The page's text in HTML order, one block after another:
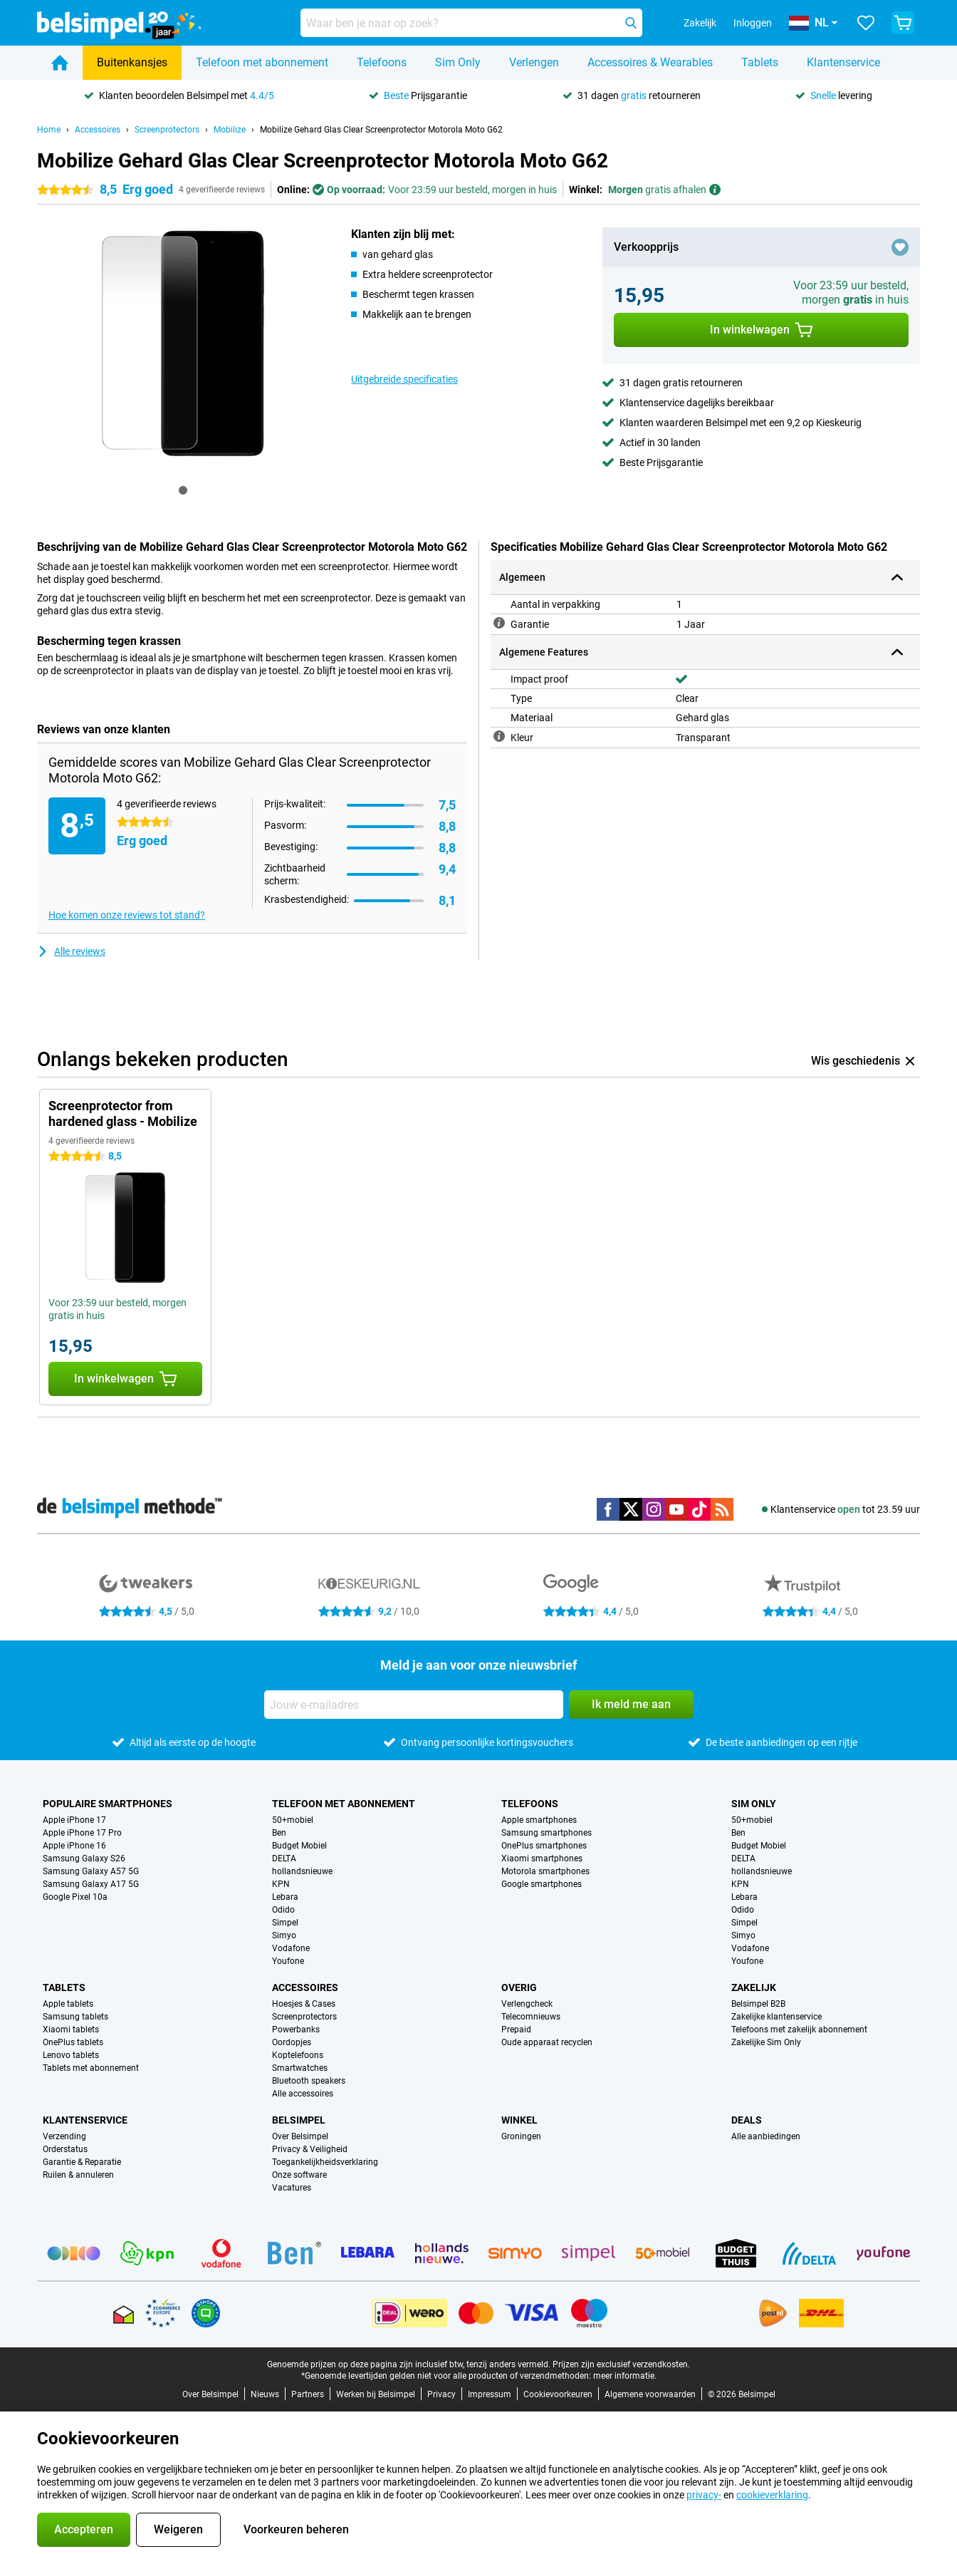
Zakelijk Inloggen NL
Buitenkansjes Telefoon met abonnement Telefoons Sim Only Verlengen Accessoires & Wearables Tablets Klantenservice
Klanten beoordelen Belsimpel met4.4/5 Beste Prijsgarantie 31 dagen gratisretourneren Snellelevering
Home Accessoires Screenprotectors Mobilize Mobilize Gehard Glas Clear Screenprotector Motorola Moto G62
Mobilize Gehard Glas Clear Screenprotector Motorola Moto G62
4.5 sterren
8,5 Erg goed 4 geverifieerde reviews Online: Op voorraad: Voor 23:59 uur besteld, morgen in huis Winkel: Morgengratis afhalen
Klanten zijn blij met:
van gehard glas
Extra heldere screenprotector
Beschermt tegen krassen
Makkelijk aan te brengen
Uitgebreide specificaties
Verkoopprijs
15,95
Voor 23:59 uur besteld,
morgen gratisin huis
In winkelwagen
31 dagen gratis retourneren
Klantenservice dagelijks bereikbaar
Klanten waarderen Belsimpel met een 9,2 op Kieskeurig
Actief in 30 landen
Beste Prijsgarantie
Beschrijving van de Mobilize Gehard Glas Clear Screenprotector Motorola Moto G62
Schade aan je toestel kan makkelijk voorkomen worden met een screenprotector. Hiermee wordt
het display goed beschermd.
Zorg dat je touchscreen veilig blijft en bescherm het met een screenprotector. Deze is gemaakt van
gehard glas dus extra stevig.
Bescherming tegen krassen
Een beschermlaag is ideaal als je je smartphone wilt beschermen tegen krassen. Krassen komen
op de screenprotector in plaats van de display van je toestel. Zo blijft je toestel mooi en kras vrij.
Reviews van onze klanten
Gemiddelde scores van Mobilize Gehard Glas Clear Screenprotector
Motorola Moto G62:
8,5
4 geverifieerde reviews
4.5 sterren
Erg goed
Prijs-kwaliteit: 7,5
Pasvorm: 8,8
Bevestiging: 8,8
Zichtbaarheid
scherm:
9,4
Krasbestendigheid: 8,1
Hoe komen onze reviews tot stand?
Alle reviews
Specificaties Mobilize Gehard Glas Clear Screenprotector Motorola Moto G62
Algemeen
Aantal in verpakking
1
Garantie
1 Jaar
Algemene Features
Impact proof
Type
Clear
Materiaal
Gehard glas
Kleur
Transparant
Onlangs bekeken producten Wis geschiedenis
Screenprotector from
hardened glass - Mobilize
4 geverifieerde reviews
4.5 sterren 8,5
Voor 23:59 uur besteld, morgen
gratis in huis
15,95
In winkelwagen
Klantenserviceopen tot 23.59 uur
Social media
4.5 sterren 4,5/ 5,0 4.6 sterren 9,2/ 10,0 4.4 sterren 4,4 / 5,0 4.4 sterren 4,4 / 5,0
Meld je aan voor onze nieuwsbrief
Ik meld me aan
Altijd als eerste op de hoogte Ontvang persoonlijke kortingsvouchers De beste aanbiedingen op een rijtje
POPULAIRE SMARTPHONES
Apple iPhone 17
Apple iPhone 17 Pro
Apple iPhone 16
Samsung Galaxy S26
Samsung Galaxy A57 5G
Samsung Galaxy A17 5G
Google Pixel 10a
TELEFOON MET ABONNEMENT
50+mobiel
Ben
Budget Mobiel
DELTA
hollandsnieuwe
KPN
Lebara
Odido
Simpel
Simyo
Vodafone
Youfone
TELEFOONS
Apple smartphones
Samsung smartphones
OnePlus smartphones
Xiaomi smartphones
Motorola smartphones
Google smartphones
SIM ONLY
50+mobiel
Ben
Budget Mobiel
DELTA
hollandsnieuwe
KPN
Lebara
Odido
Simpel
Simyo
Vodafone
Youfone
TABLETS
Apple tablets
Samsung tablets
Xiaomi tablets
OnePlus tablets
Lenovo tablets
Tablets met abonnement
ACCESSOIRES
Hoesjes & Cases
Screenprotectors
Powerbanks
Oordopjes
Koptelefoons
Smartwatches
Bluetooth speakers
Alle accessoires
OVERIG
Verlengcheck
Telecomnieuws
Prepaid
Oude apparaat recyclen
ZAKELIJK
Belsimpel B2B
Zakelijke klantenservice
Telefoons met zakelijk abonnement
Zakelijke Sim Only
KLANTENSERVICE
Verzending
Orderstatus
Garantie & Reparatie
Ruilen & annuleren
BELSIMPEL
Over Belsimpel
Privacy & Veiligheid
Toegankelijkheidsverklaring
Onze software
Vacatures
WINKEL
Groningen
DEALS
Alle aanbiedingen
Genoemde prijzen op deze pagina zijn inclusief btw, tenzij anders vermeld. Prijzen zijn exclusief verzendkosten.
*Genoemde levertijden gelden niet voor alle producten of verzendmethoden: meer informatie.
Over Belsimpel
Nieuws Partners Werken bij Belsimpel Privacy Impressum Cookievoorkeuren Algemene voorwaarden © 2026 Belsimpel
Cookievoorkeuren
We gebruiken cookies en vergelijkbare technieken om je beter en persoonlijker te kunnen helpen. Zo plaatsen we altijd functionele en analytische cookies. Als je op “Accepteren” klikt, geef je ons ook
toestemming om jouw gegevens te verzamelen en te delen met 3 partners voor marketingdoeleinden. Zo kunnen we advertenties tonen die voor jou relevant zijn. Je kunt je toestemming altijd eenvoudig
intrekken of wijzigen. Scroll hiervoor naar de onderkant van de pagina en klik in de footer op 'Cookievoorkeuren'. Lees meer over onze cookies in onze privacy-en cookieverklaring.
Accepteren Weigeren Voorkeuren beheren